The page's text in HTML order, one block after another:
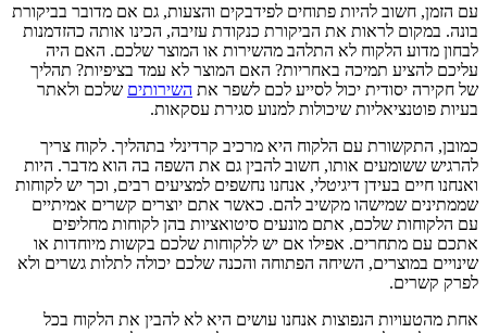
עם הזמן, חשוב להיות פתוחים לפידבקים והצעות, גם אם מדובר בביקורת
בונה. במקום לראות את הביקורת כנקודת עזיבה, הכינו אותה כהזדמנות
לבחון מדוע הלקוח לא התלהב מהשירות או המוצר שלכם. האם היה
עליכם להציע תמיכה באחריות? האם המוצר לא עמד בציפיות? תהליך
של חקירה יסודית יכול לסייע לכם לשפר את השירותים שלכם ולאתר
בעיות פוטנציאליות שיכולות למנוע סגירת עסקאות.
כמובן, התקשורת עם הלקוח היא מרכיב קרדינלי בתהליך. לקוח צריך
להרגיש ששומעים אותו, חשוב להבין גם את השפה בה הוא מדבר. היות
ואנחנו חיים בעידן דיגיטלי, אנחנו נחשפים למציעים רבים, וכך יש לקוחות
שממתינים שמישהו מקשיב להם. כאשר אתם יוצרים קשרים אמיתיים
עם הלקוחות שלכם, אתם מונעים סיטואציות בהן לקוחות מחליפים
אתכם עם מתחרים. אפילו אם יש ללקוחות שלכם בקשות מיוחדות או
שינויים במוצרים, השיחה הפתוחה והכנה שלכם יכולה לתלות גשרים ולא
לפרק קשרים.
אחת מהטעויות הנפוצות אנחנו עושים היא לא להבין את הלקוח בכל